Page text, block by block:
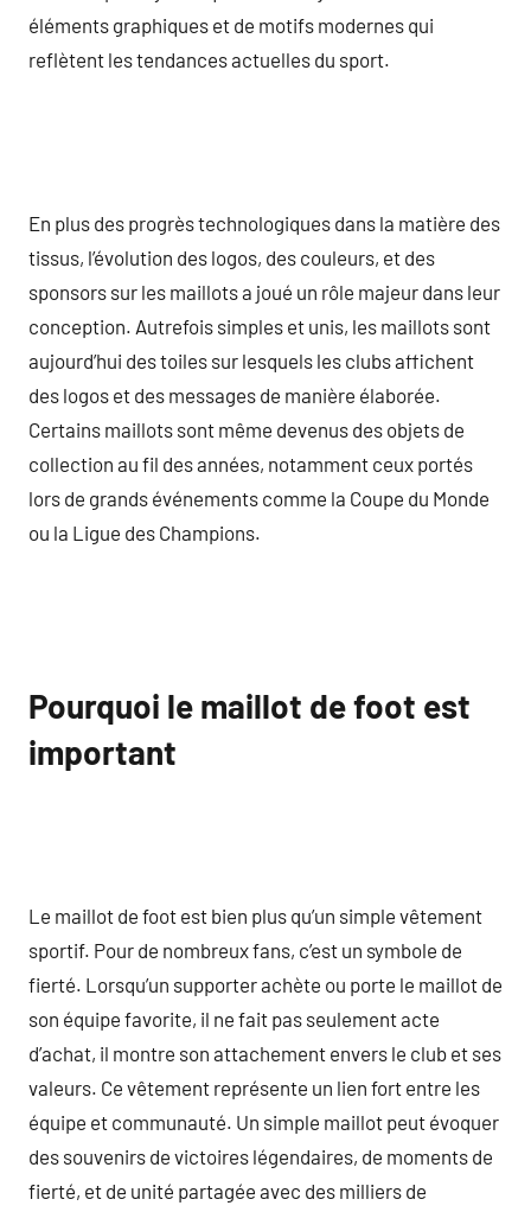
éléments graphiques et de motifs modernes qui
reflètent les tendances actuelles du sport.
En plus des progrès technologiques dans la matière des
tissus, l’évolution des logos, des couleurs, et des
sponsors sur les maillots a joué un rôle majeur dans leur
conception. Autrefois simples et unis, les maillots sont
aujourd’hui des toiles sur lesquels les clubs affichent
des logos et des messages de manière élaborée.
Certains maillots sont même devenus des objets de
collection au fil des années, notamment ceux portés
lors de grands événements comme la Coupe du Monde
ou la Ligue des Champions.
Pourquoi le maillot de foot est
important
Le maillot de foot est bien plus qu’un simple vêtement
sportif. Pour de nombreux fans, c’est un symbole de
fierté. Lorsqu’un supporter achète ou porte le maillot de
son équipe favorite, il ne fait pas seulement acte
d’achat, il montre son attachement envers le club et ses
valeurs. Ce vêtement représente un lien fort entre les
équipe et communauté. Un simple maillot peut évoquer
des souvenirs de victoires légendaires, de moments de
fierté, et de unité partagée avec des milliers de